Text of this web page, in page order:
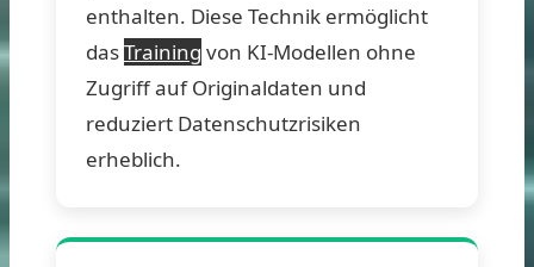
enthalten. Diese Technik ermöglicht
dasTraining von KI-Modellen ohne
Zugriff auf Originaldaten und
reduziert Datenschutzrisiken
erheblich.